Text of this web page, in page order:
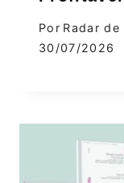
Por Radar
30/07/2026